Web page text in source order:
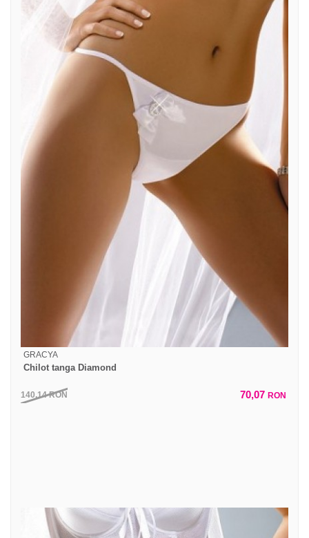
GRACYA
Chilot tanga Diamond
140,14RON 70,07 RON